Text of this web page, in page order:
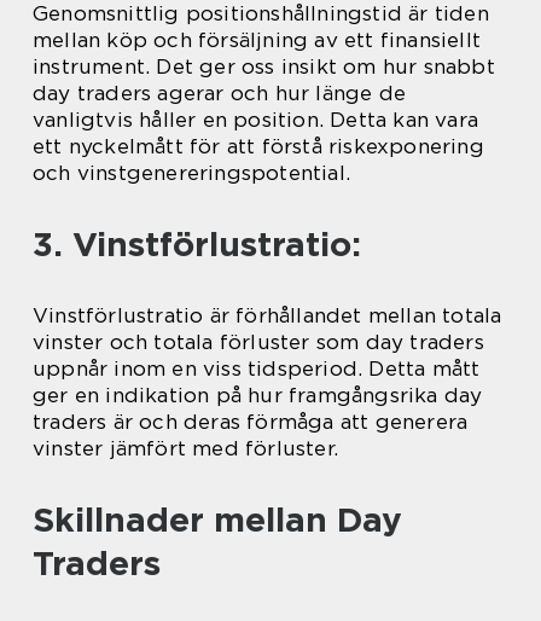
Genomsnittlig positionshållningstid är tiden
mellan köp och försäljning av ett finansiellt
instrument. Det ger oss insikt om hur snabbt
day traders agerar och hur länge de
vanligtvis håller en position. Detta kan vara
ett nyckelmått för att förstå riskexponering
och vinstgenereringspotential.
3. Vinstförlustratio:
Vinstförlustratio är förhållandet mellan totala
vinster och totala förluster som day traders
uppnår inom en viss tidsperiod. Detta mått
ger en indikation på hur framgångsrika day
traders är och deras förmåga att generera
vinster jämfört med förluster.
Skillnader mellan Day
Traders